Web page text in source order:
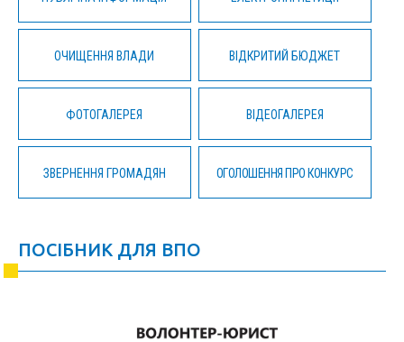
ОЧИЩЕННЯ ВЛАДИ ВІДКРИТИЙ БЮДЖЕТ
ФОТОГАЛЕРЕЯ ВІДЕОГАЛЕРЕЯ
ЗВЕРНЕННЯ ГРОМАДЯН ОГОЛОШЕННЯ ПРО КОНКУРС
ПОСІБНИК ДЛЯ ВПО